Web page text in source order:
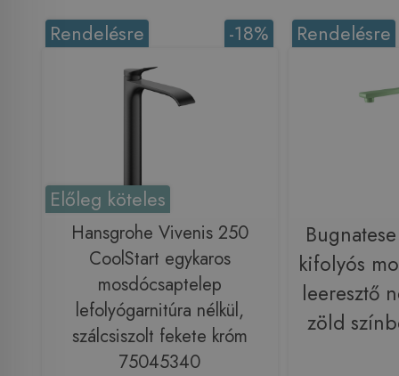
-18%
Rendelésre
Előleg köteles
Hansgrohe Vivenis 250
CoolStart egykaros
mosdócsaptelep
lefolyógarnitúra nélkül,
szálcsiszolt fekete króm
75045340
Rendelésre
kifolyós
leeresztő
zöld